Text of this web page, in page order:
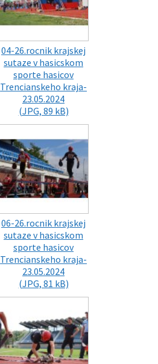
04-26.rocnik krajskej
sutaze v hasicskom
sporte hasicov
Trencianskeho kraja-
23.05.2024
(JPG, 89 kB)
06-26.rocnik krajskej
sutaze v hasicskom
sporte hasicov
Trencianskeho kraja-
23.05.2024
(JPG, 81 kB)